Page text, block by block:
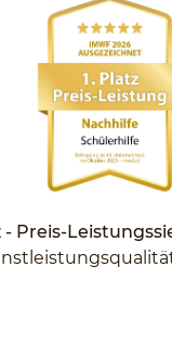
- Preis-